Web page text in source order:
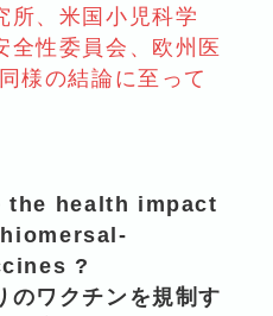
所、米国小児科学
全性委員会、欧州医
様の結論に至って
the health impact
?
のワクチンを規制す